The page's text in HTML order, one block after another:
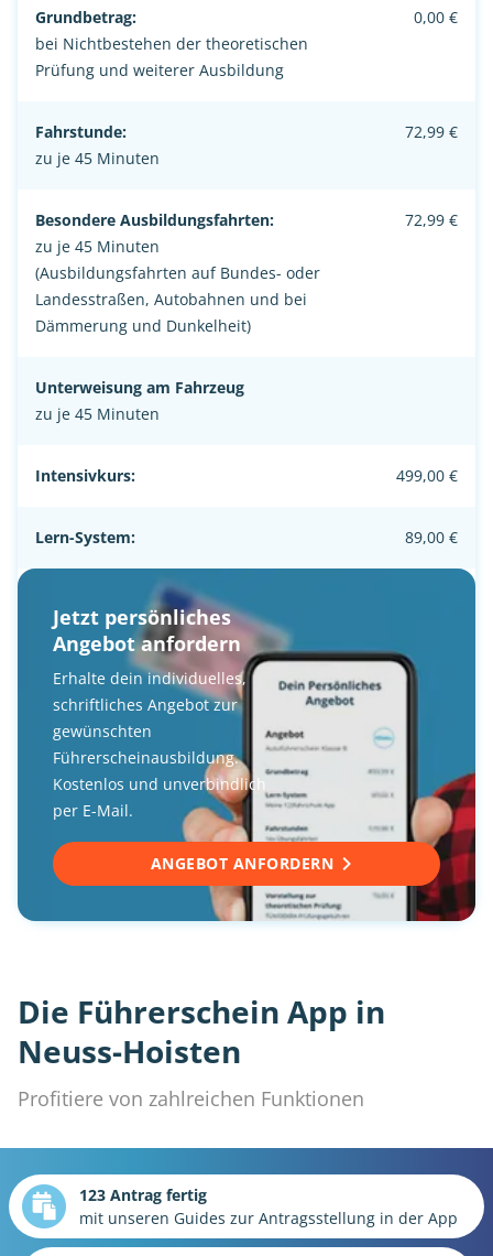
Grundbetrag:
bei Nichtbestehen der theoretischen
Prüfung und weiterer Ausbildung
0,00 €
Fahrstunde:
zu je 45 Minuten
72,99 €
Besondere Ausbildungsfahrten:
zu je 45 Minuten
(Ausbildungsfahrten auf Bundes- oder
Landesstraßen, Autobahnen und bei
Dämmerung und Dunkelheit)
72,99 €
Unterweisung am Fahrzeug
zu je 45 Minuten
Intensivkurs: 499,00 €
Lern-System: 89,00 €
Jetzt persönliches
Angebot anfordern
Erhalte dein individuelles,
schriftliches Angebot zur
gewünschten
Führerscheinausbildung.
Kostenlos und unverbindlich
per E-Mail.
ANGEBOT ANFORDERN
Die Führerschein App in
Neuss-Hoisten
Profitiere von zahlreichen Funktionen
123 Antrag fertig
mit unseren Guides zur Antragsstellung in der App